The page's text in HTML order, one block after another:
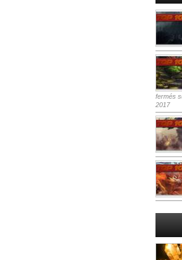
fermés
2017